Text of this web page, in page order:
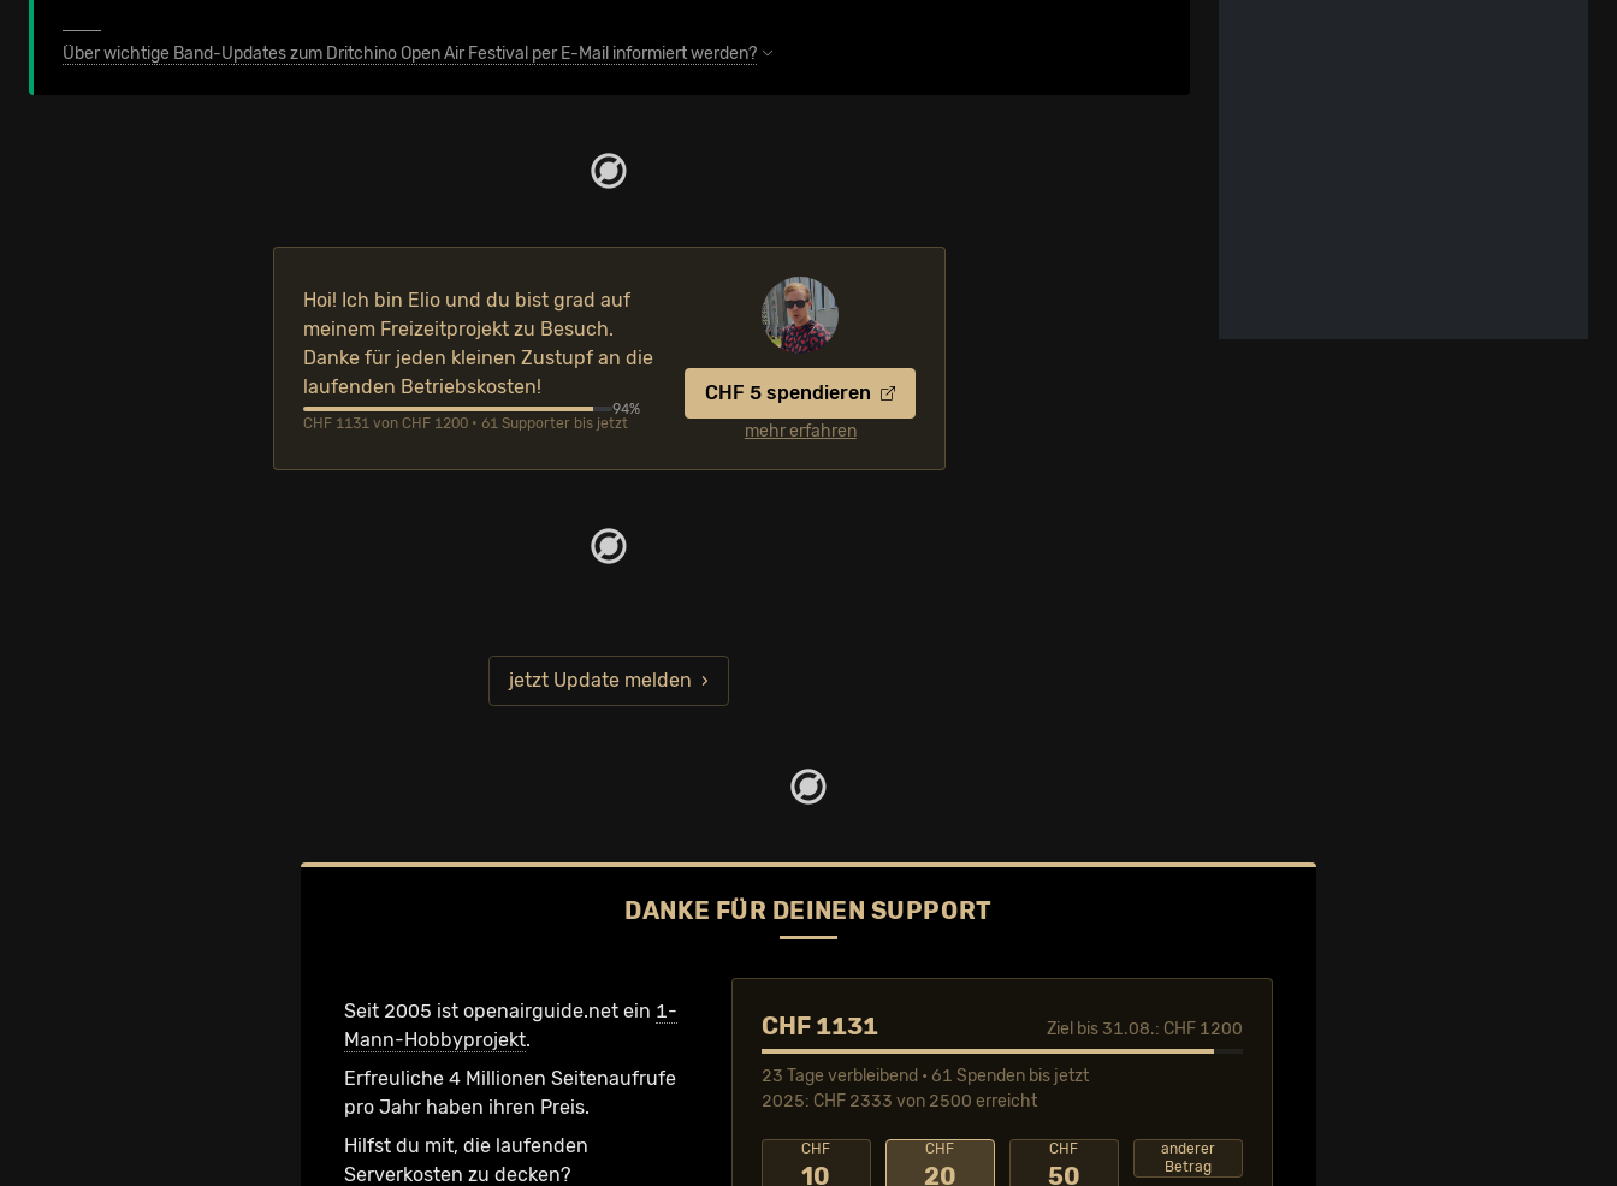
Über wichtige Band-Updates zum Dritchino Open Air Festival per E-Mail informiert werden?
Hoi! Ich bin Elio und du bist grad auf
meinem Freizeitprojekt zu Besuch.
Danke für jeden kleinen Zustupf an die
laufenden Betriebskosten!
94%
CHF 1131 von CHF 1200 • 61 Supporter bis jetzt
CHF 5 spendieren
mehr erfahren
jetzt Update melden
DANKE FÜR DEINEN SUPPORT
Seit 2005 ist openairguide.net ein 1-
Mann-Hobbyprojekt.
Erfreuliche 4 Millionen Seiten­aufrufe
pro Jahr haben ihren Preis.
Hilfst du mit, die laufenden
Serverkosten zu decken?
CHF 1131 Ziel bis 31.08.: CHF 1200
23 Tage verbleibend • 61 Spenden bis jetzt
2025: CHF 2333 von 2500 erreicht
CHF
10
CHF
20
CHF
50
anderer
Betrag